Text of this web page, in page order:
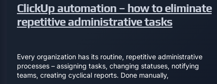
ClickUp automation – how to eliminate
repetitive administrative tasks
Every organization has its routine, repetitive administrative
processes – assigning tasks, changing statuses, notifying
teams, creating cyclical reports. Done manually,